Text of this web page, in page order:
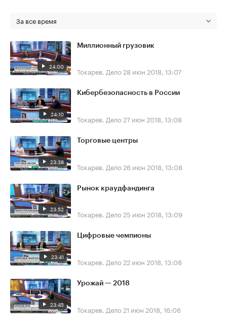
За все время
24:00
Миллионный грузовик
Токарев. Дело 28 июн 2018, 13:07
24:10
Кибербезопасность в России
Токарев. Дело 27 июн 2018, 13:08
23:38
Торговые центры
Токарев. Дело 26 июн 2018, 13:08
23:52
Рынок краудфандинга
Токарев. Дело 25 июн 2018, 13:09
23:41
Цифровые чемпионы
Токарев. Дело 22 июн 2018, 13:08
23:45
Урожай — 2018
Токарев. Дело 21 июн 2018, 16:06